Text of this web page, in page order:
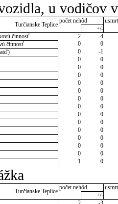
u vodičov
Turčianske Teplice
počet nehôd
+/-
činnosť
2
-4
činnosť
0
0
0
-1
0
0
0
0
0
0
0
0
0
0
0
0
0
0
0
0
0
0
0
0
0
0
0
0
0
0
1 0
Turčianske Teplice
počet nehôd
+/-